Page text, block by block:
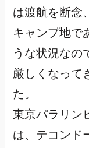
は渡航を断念
キャンプ地で
うな状況なの
厳しくなって
た。
東京パラリン
は、テコンド